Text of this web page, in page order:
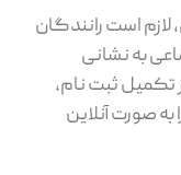
لازم است رانندگان
به نشانی
تکمیل ثبت ‌نام،
صورت آنلاین